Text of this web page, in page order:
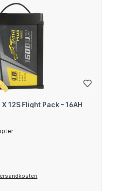
12S Flight Pack - 16AH